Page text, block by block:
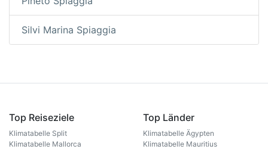
Silvi Marina Spiaggia
Top Reiseziele
Klimatabelle Split
Klimatabelle Mallorca
Top Länder
Klimatabelle Ägypten
Klimatabelle Mauritius